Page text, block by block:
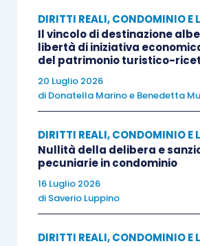
DIRITTI REALI, CONDOMINIO E
Il vincolo di destinazione
libertà di iniziativa
del patrimonio turistico-
20 Luglio 2026
di Donatella Marinoe Benedetta
DIRITTI REALI, CONDOMINIO E
Nullità della delibera e
pecuniarie in condominio
16 Luglio 2026
di Saverio Luppino
DIRITTI REALI, CONDOMINIO E